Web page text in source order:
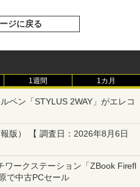
ジに戻る
1週間 1カ月
ペン「STYLUS 2WAY」がエレコ
版） 【 調査日：2026年8月6日
ワークステーション「ZBook Firefl
で中古PCセール